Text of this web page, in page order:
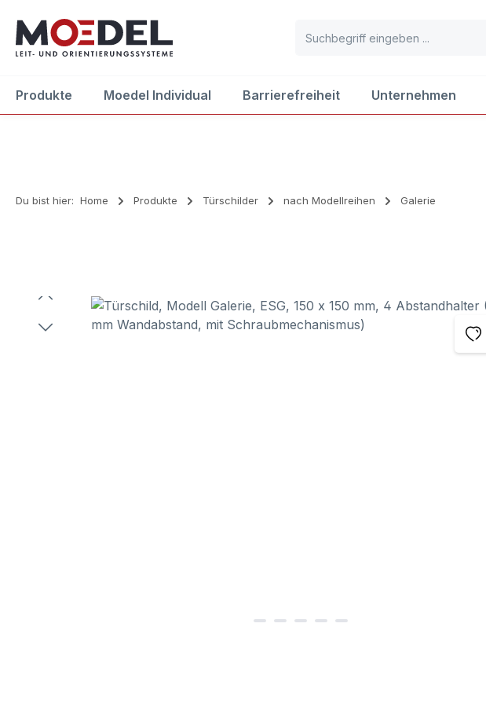
Hauptinhalt springen
Zur Suche springen
Zur Hauptnavigation springen
Produkte Moedel Individual Barrierefreiheit Unternehmen
Du bist hier: Home Produkte Türschilder nach Modellreihen Galerie
Bildergalerie überspringen